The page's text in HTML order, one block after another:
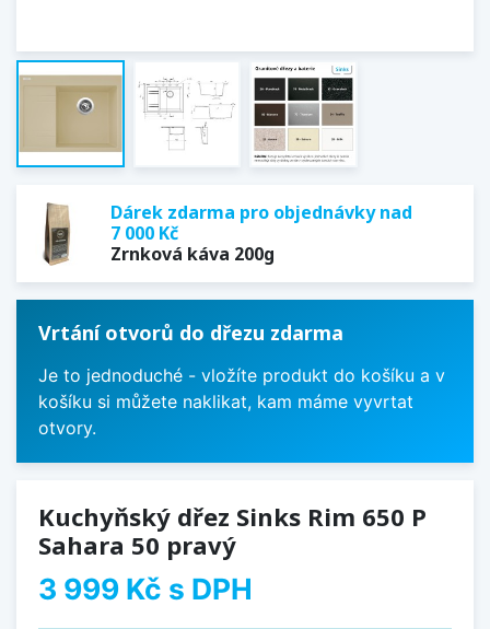
Dárek zdarma pro objednávky nad
7 000 Kč
Zrnková káva 200g
Vrtání otvorů do dřezu zdarma
Je to jednoduché - vložíte produkt do košíku a v
košíku si můžete naklikat, kam máme vyvrtat
otvory.
Kuchyňský dřez Sinks Rim 650 P
Sahara 50 pravý
3 999 Kč s DPH